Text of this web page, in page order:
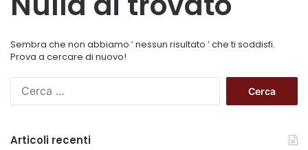
Sembra che non abbiamo ’ nessun risultato ’ che ti soddisfi.
Prova a cercare di nuovo!
Articoli recenti